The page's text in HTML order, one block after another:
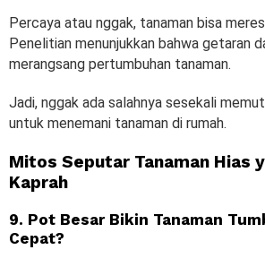
Percaya atau nggak, tanaman bisa
Penelitian menunjukkan bahwa getaran
merangsang pertumbuhan tanaman.
Jadi, nggak ada salahnya sesekali
untuk menemani tanaman di rumah.
Mitos Seputar Tanaman Hias
Kaprah
9. Pot Besar Bikin Tanaman
Cepat?